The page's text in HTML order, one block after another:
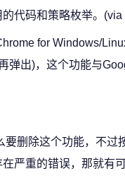
代码和策略枚举。(via
for Windows/
弹出)，这个功能与
要删除这个功能，不过
严重的错误，那就有